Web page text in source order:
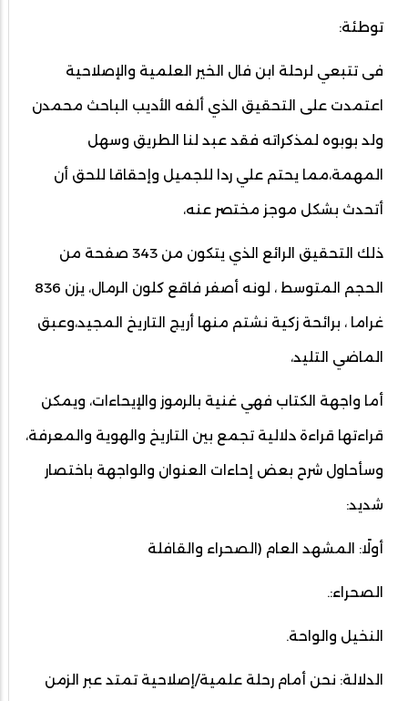
توطئة:
فى تتبعي لرحلة ابن فال الخير العلمية والإصلاحية
اعتمدت على التحقيق الذي ألفه الأديب الباحث محمدن
ولد بوبوه لمذكراته فقد عبد لنا الطريق وسهل
المهمة،مما يحتم علي ردا للجميل وإحقاقا للحق أن
أتحدث بشكل موجز مختصر عنه،
ذلك التحقيق الرائع الذي يتكون من 343 صفحة من
الحجم المتوسط ، لونه أصفر فاقع كلون الرمال، يزن 836
غراما ، برائحة زكية نشتم منها أريج التاريخ المجيد،وعبق
الماضي التليد،
أما واجهة الكتاب فهي غنية بالرموز والإيحاءات، ويمكن
قراءتها قراءة دلالية تجمع بين التاريخ والهوية والمعرفة،
وسأحاول شرح بعض إحاءات العنوان والواجهة باختصار
شديد:
أولًا: المشهد العام (الصحراء والقافلة
الصحراء:.
النخيل والواحة.
الدلالة: نحن أمام رحلة علمية/إصلاحية تمتد عبر الزمن